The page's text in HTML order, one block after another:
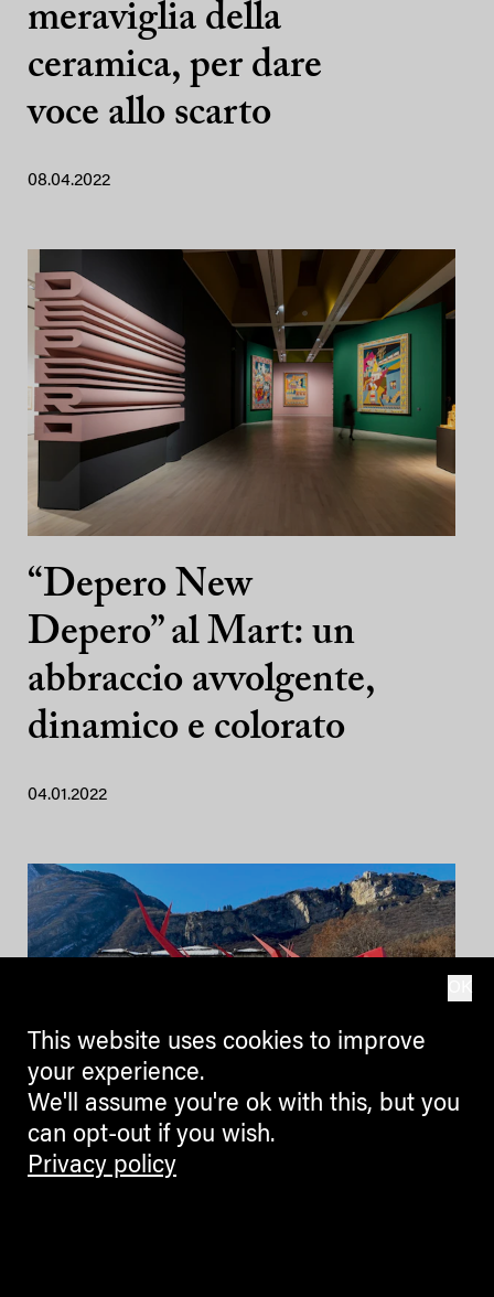
meraviglia della
ceramica, per dare
voce allo scarto
08.04.2022
“Depero New
Depero” al Mart: un
abbraccio avvolgente,
dinamico e colorato
04.01.2022
This website uses cookies to improve
your experience.
We'll assume you're ok with this, but you
can opt-out if you wish.
Privacy policy